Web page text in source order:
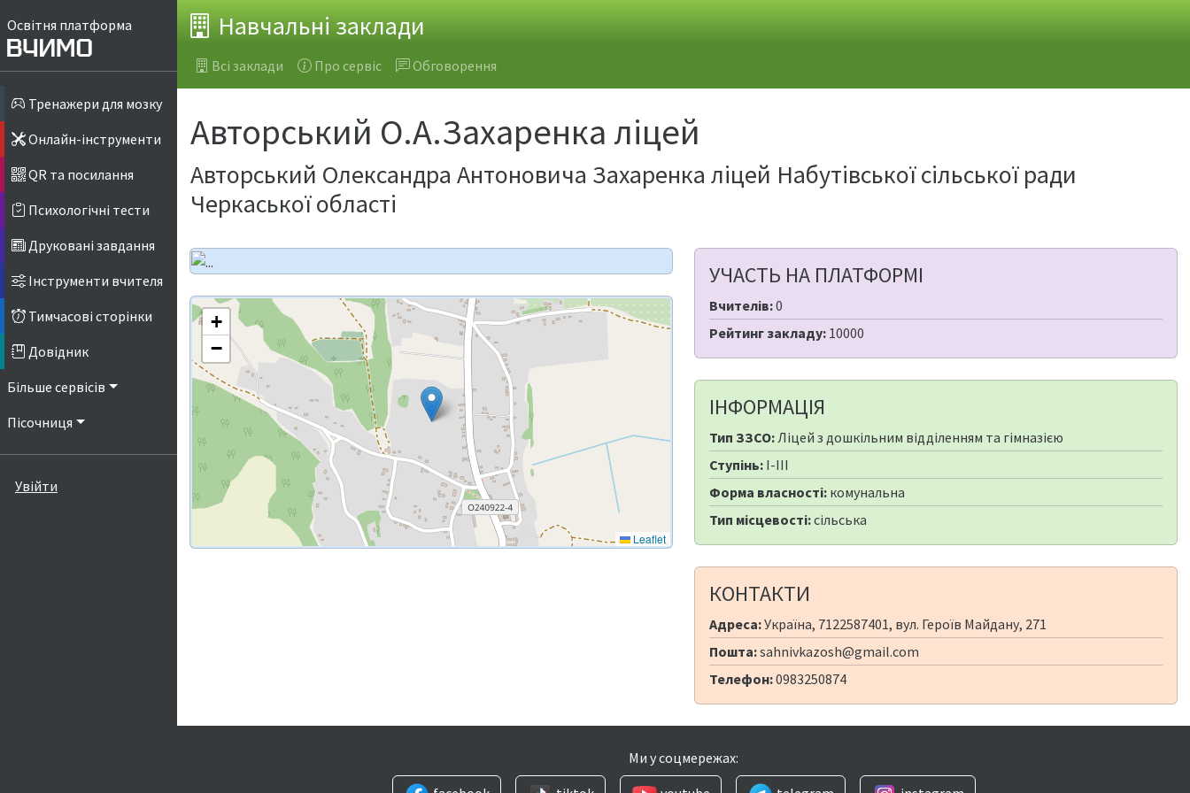
Освітня платформа
Тренажери для мозку
Онлайн-інструменти
QR та посилання
Психологічні тести
Друковані завдання
Інструменти вчителя
Тимчасові сторінки
Довідник
Більше сервісів
Пісочниця
Увійти
Навчальні заклади
Всі заклади Про сервіс Обговорення
Авторський О.А.Захаренка ліцей
Авторський Олександра Антоновича Захаренка ліцей Набутівської сільської ради
Черкаської області
+
−
Leaflet
УЧАСТЬ НА ПЛАТФОРМІ
Вчителів:0
Рейтинг закладу: 10000
ІНФОРМАЦІЯ
Тип ЗЗСО:Ліцей з дошкільним відділенням та гімназією
Ступінь: I-III
Форма власності: комунальна
Тип місцевості:сільська
КОНТАКТИ
Адреса:Україна, 7122587401, вул. Героїв Майдану, 271
Пошта:sahnivkazosh@gmail.com
Телефон:0983250874
Ми у соцмережах: